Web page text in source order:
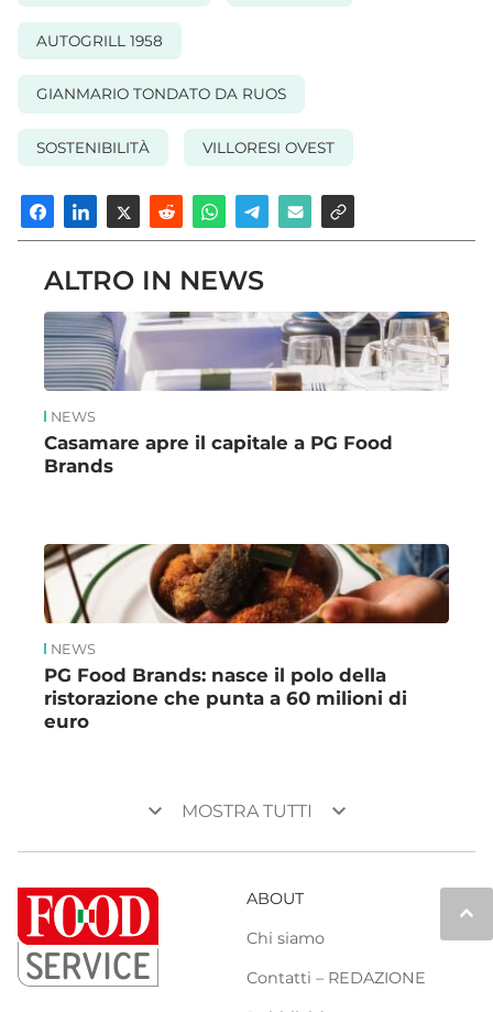
AUTOGRILL 1958
GIANMARIO TONDATO DA RUOS
SOSTENIBILITÀ VILLORESI OVEST
ALTRO IN NEWS
NEWS
Casamare apre il capitale a PG Food
Brands
NEWS
PG Food Brands: nasce il polo della
ristorazione che punta a 60 milioni di
euro
keyboard_arrow_down MOSTRA TUTTI keyboard_arrow_down
keyboard_arrow_up
ABOUT
Chi siamo
Contatti – REDAZIONE